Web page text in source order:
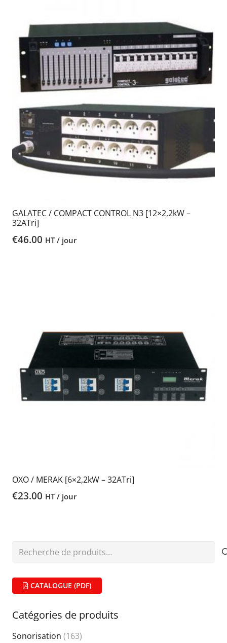
GALATEC / COMPACT CONTROL N3 [12×2,2kW –
32ATri]
€46.00 HT / jour
OXO / MERAK [6×2,2kW – 32ATri]
€23.00 HT / jour
Recherche
CATALOGUE (PDF)
Catégories de produits
Sonorisation (163)